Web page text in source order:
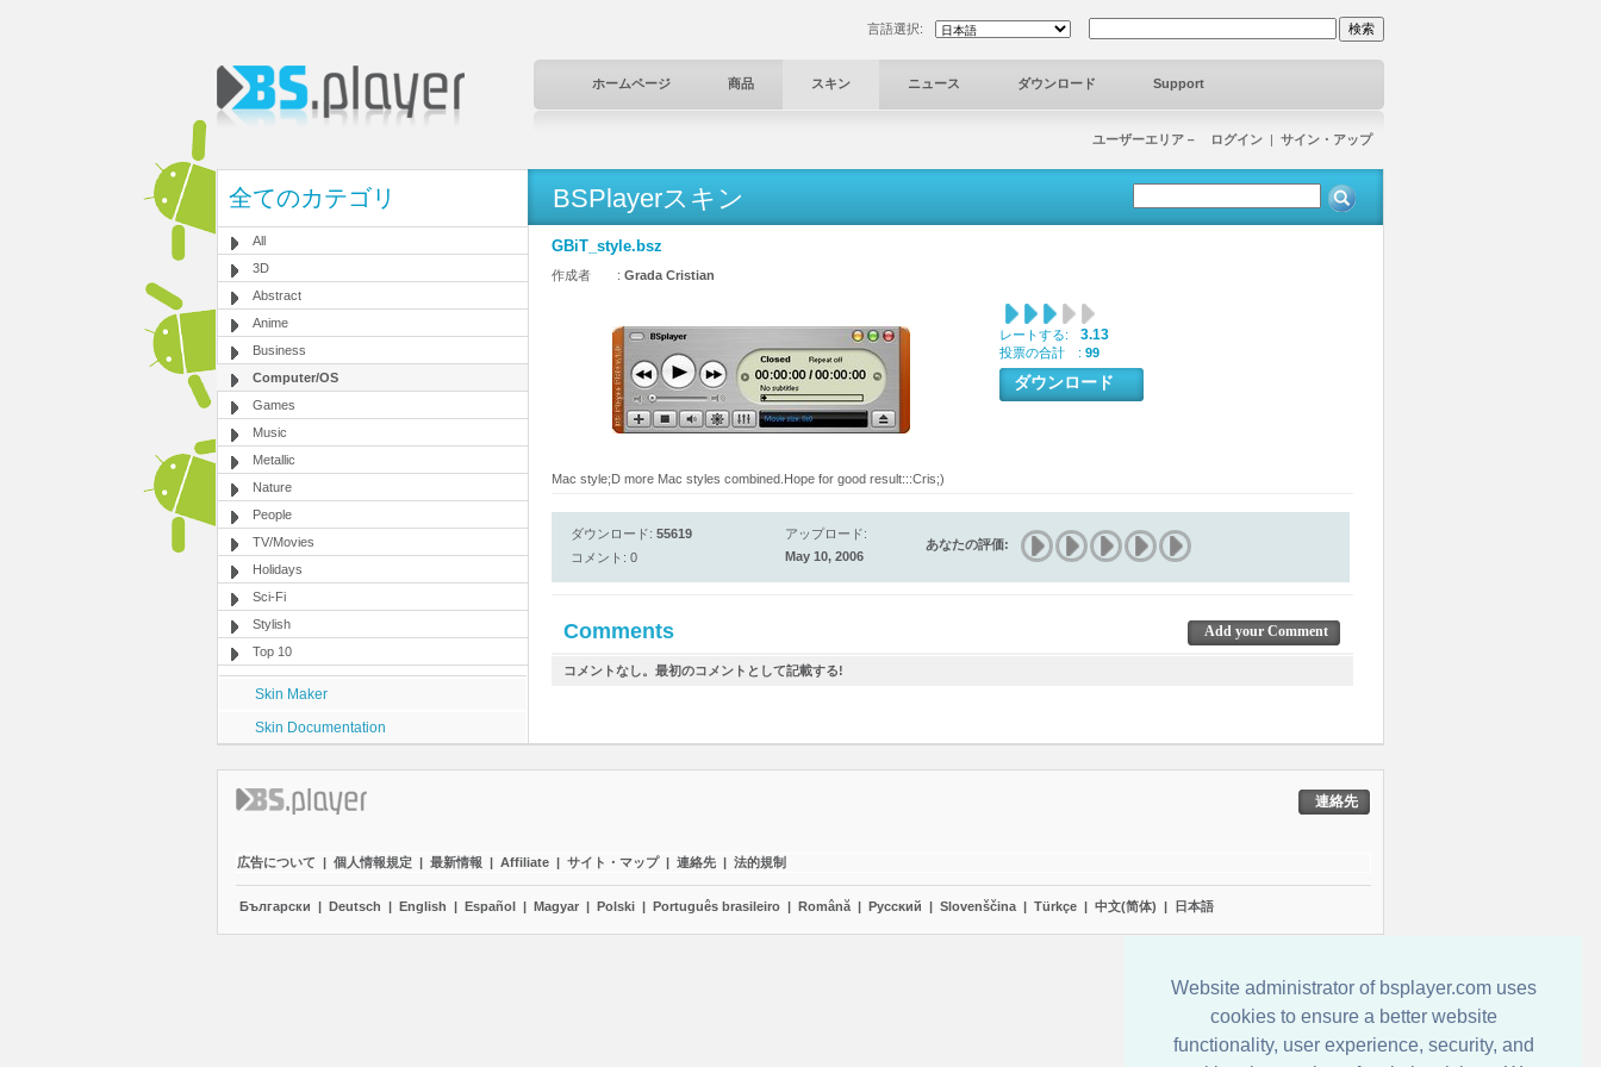
Website administrator of bsplayer.com uses
cookies to ensure a better website
functionality, user experience, security, and
言語選択:
ホームページ 商品 スキン ニュース ダウンロード Support
ユーザーエリア－ ログイン | サイン・アップ
全てのカテゴリ
All
3D
Abstract
Anime
Business
Computer/OS
Games
Music
Metallic
Nature
People
TV/Movies
Holidays
Sci-Fi
Stylish
Top 10
Skin Maker
Skin Documentation
BSPlayerスキン
GBiT_style.bsz
作成者 : Grada Cristian
レートする: 3.13
投票の合計 : 99
ダウンロード
Mac style;D more Mac styles combined.Hope for good result:::Cris;)
ダウンロード: 55619
コメント: 0
アップロード:
May 10, 2006
あなたの評価:
Comments Add your Comment
コメントなし。最初のコメントとして記載する!
連絡先
広告について | 個人情報規定 | 最新情報 | Affiliate | サイト・マップ | 連絡先 | 法的規制
Български | Deutsch | English | Español | Magyar | Polski | Português brasileiro | Română | Pyccĸий | Slovenščina | Türkçe | 中文(简体) | 日本語